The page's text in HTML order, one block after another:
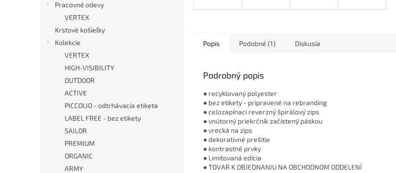
Pracovné odevy
VERTEX
Krstové košieľky
Kolekcie
VERTEX
HIGH-VISIBILITY
OUTDOOR
ACTIVE
PICCOLIO - odtrhávacia etiketa
LABEL FREE - bez etikety
SAILOR
PREMIUM
ORGANIC
ARMY
Popis Podobné (1) Diskusia
Podrobný popis
● recyklovaný polyester
● bez etikety - pripravené na rebranding
● celozapínací reverzný špirálový zips
● vnútorný priekrčník začistený páskou
● vrecká na zips
● dekorativné prešitie
● kontrastné prvky
● Limitovaná edícia
● TOVAR K OBJEDNANIU NA OBCHODNOM ODDELENÍ